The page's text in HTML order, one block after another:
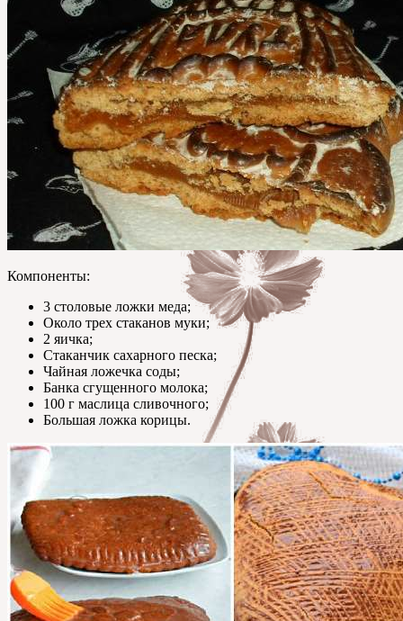
Компоненты:
3 столовые ложки меда;
Около трех стаканов муки;
2 яичка;
Стаканчик сахарного песка;
Чайная ложечка соды;
Банка сгущенного молока;
100 г маслица сливочного;
Большая ложка корицы.